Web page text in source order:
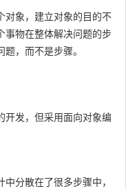
对象，建立对象的目的不
事物在整体解决问题的步
，而不是步骤。
开发，但采用面向对象编
分散在了很多步骤中，